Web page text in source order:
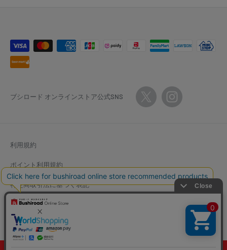
ブシロード オンラインストア公式SNS
利用規約
ポイント利用規約
特定商取引法に基づく表記
返金ポリシー
個人情報保護方針